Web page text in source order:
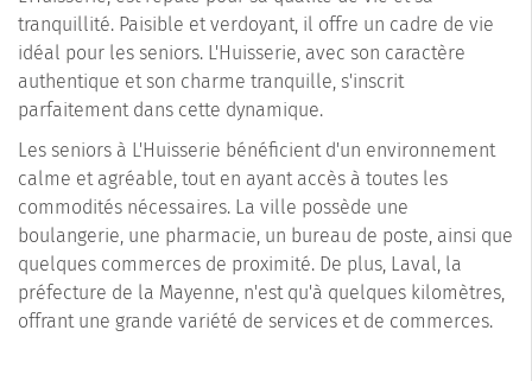
tranquillité. Paisible et verdoyant, il offre un cadre de vie
idéal pour les seniors. L'Huisserie, avec son caractère
authentique et son charme tranquille, s'inscrit
parfaitement dans cette dynamique.
Les seniors à L'Huisserie bénéficient d'un environnement
calme et agréable, tout en ayant accès à toutes les
commodités nécessaires. La ville possède une
boulangerie, une pharmacie, un bureau de poste, ainsi que
quelques commerces de proximité. De plus, Laval, la
préfecture de la Mayenne, n'est qu'à quelques kilomètres,
offrant une grande variété de services et de commerces.